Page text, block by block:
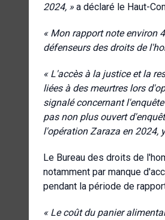
2024, » a déclaré le Haut-
« Mon rapport note environ
défenseurs des droits de
« L'accès à la justice et la
liées à des meurtres lors
signalé concernant
pas non plus ouvert
l'opération Zaraza en 2024,
Le Bureau des droits de
notamment par manque
pendant la période de
« Le coût du panier